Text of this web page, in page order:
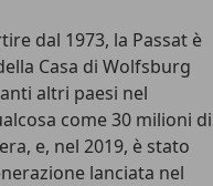
dal 1973, la Passat è
Casa di Wolfsburg
altri paesi nel
come 30 milioni di
e, nel 2019, è stato
lanciata nel